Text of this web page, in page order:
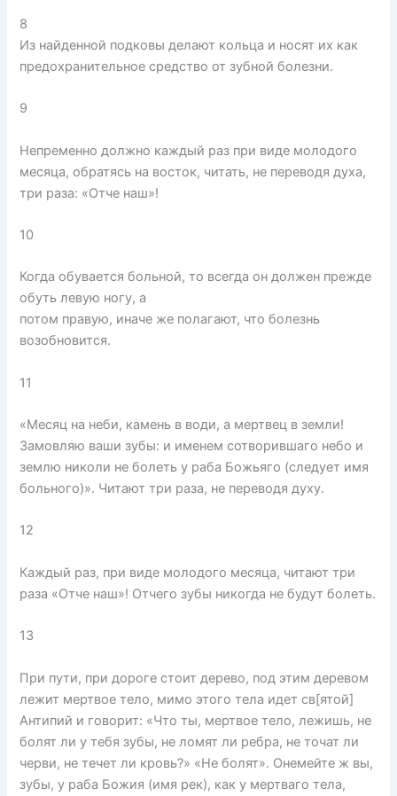
8
Из найденной подковы делают кольца и носят их как
предохранительное средство от зубной болезни.
9
Непременно должно каждый раз при виде молодого
месяца, обратясь на восток, читать, не переводя духа,
три раза: «Отче наш»!
10
Когда обувается больной, то всегда он должен прежде
обуть левую ногу, а
потом правую, иначе же полагают, что болезнь
возобновится.
11
«Месяц на неби, камень в води, а мертвец в земли!
Замовляю ваши зубы: и именем сотворившаго небо и
землю николи не болеть у раба Божьяго (следует имя
больного)». Читают три раза, не переводя духу.
12
Каждый раз, при виде молодого месяца, читают три
раза «Отче наш»! Отчего зубы никогда не будут болеть.
13
При пути, при дороге стоит дерево, под этим деревом
лежит мертвое тело, мимо этого тела идет св[ятой]
Антипий и говорит: «Что ты, мертвое тело, лежишь, не
болят ли у тебя зубы, не ломят ли ребра, не точат ли
черви, не течет ли кровь?» «Не болят». Онемейте ж вы,
зубы, у раба Божия (имя рек), как у мертваго тела,